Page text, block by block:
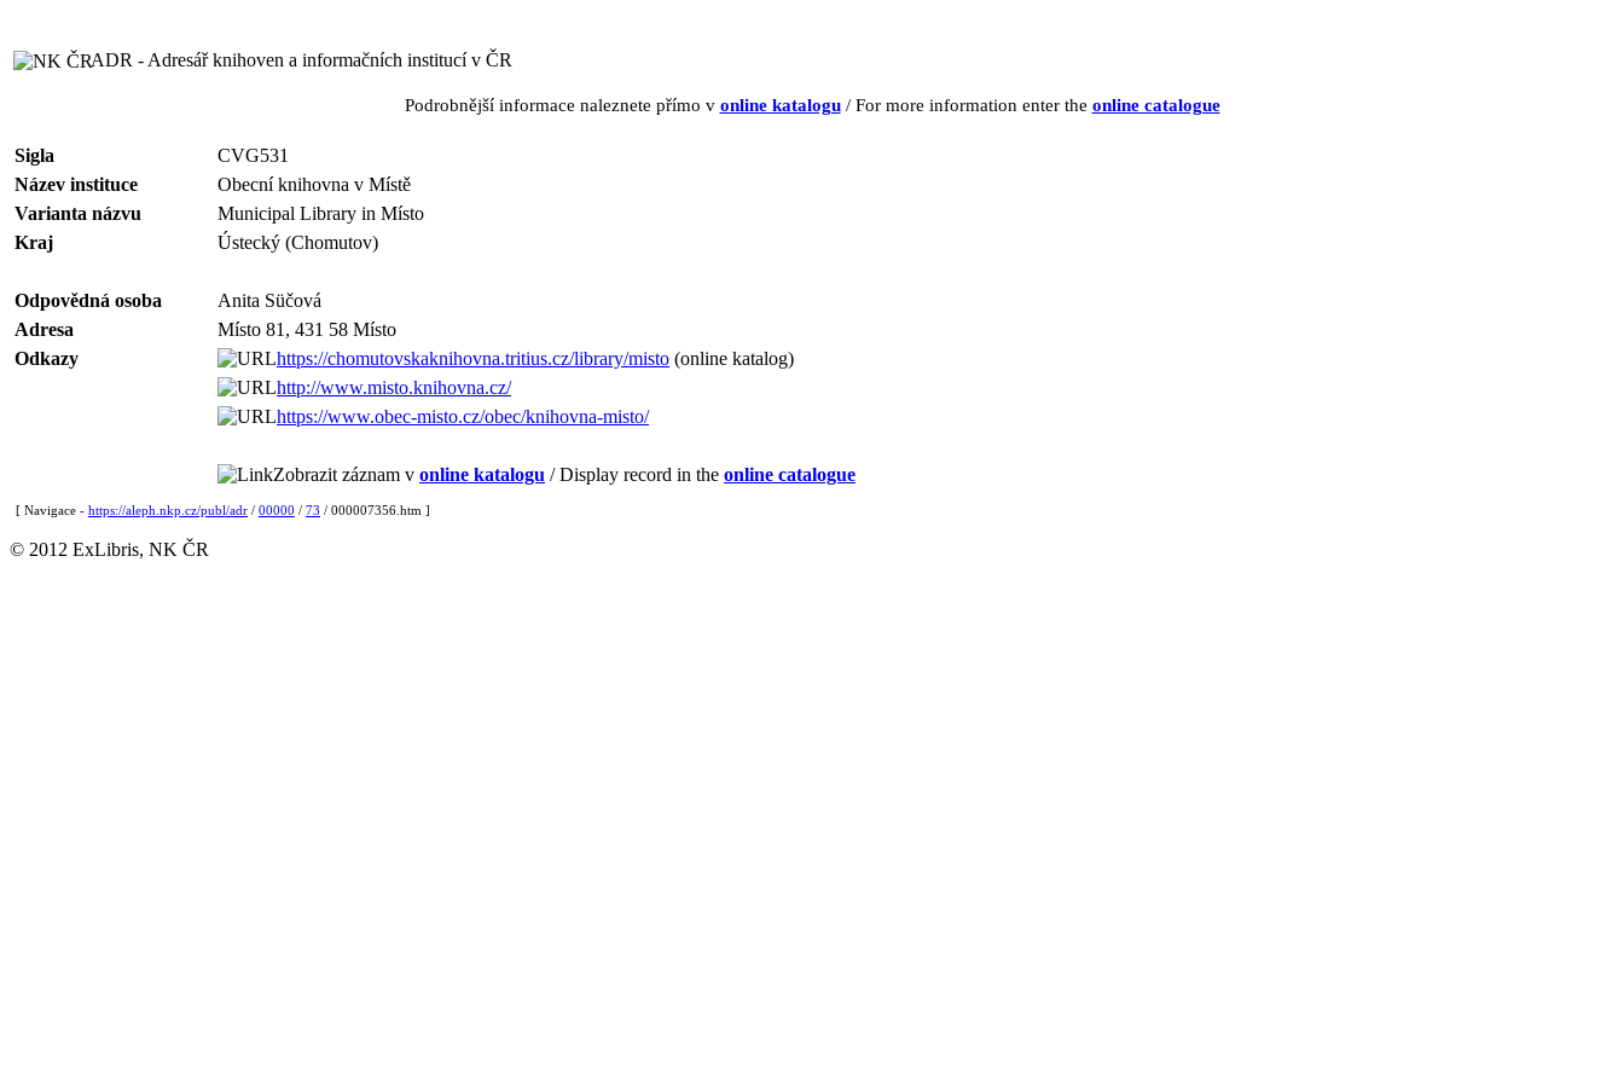
ADR - Adresář knihoven a informačních institucí v ČR
Podrobnější informace naleznete přímo v online katalogu/ For more information enter the online catalogue
Sigla
CVG531
Název instituce
Obecní knihovna v Místě
Varianta názvu
Municipal Library in Místo
Kraj
Ústecký (Chomutov)
Odpovědná osoba
Anita Süčová
Adresa
Místo 81, 431 58 Místo
Odkazy
https://chomutovskaknihovna.tritius.cz/library/misto (online katalog)
http://www.misto.knihovna.cz/
https://www.obec-misto.cz/obec/knihovna-misto/
Zobrazit záznam v online katalogu / Display record in the online catalogue
[ Navigace - https://aleph.nkp.cz/publ/adr / 00000 / 73 / 000007356.htm ]
© 2012 ExLibris, NK ČR